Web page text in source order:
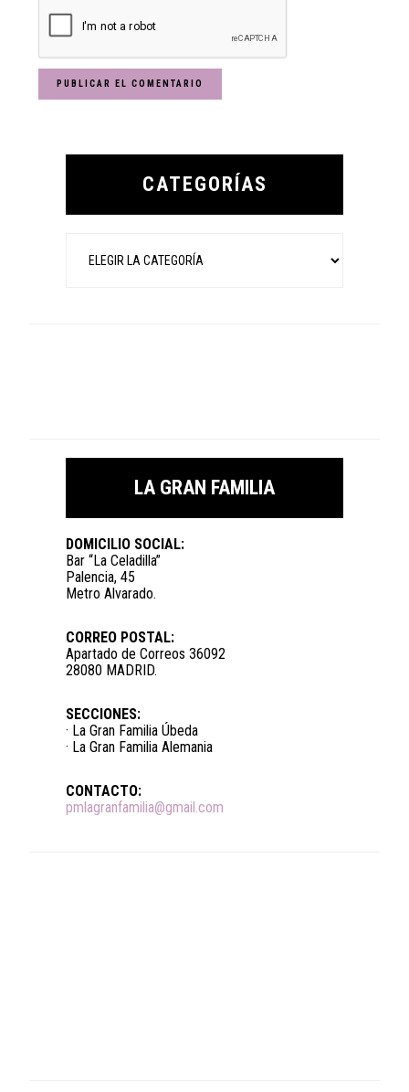
Primary
CATEGORÍAS
LA GRAN FAMILIA
DOMICILIO SOCIAL:
Bar “La Celadilla”
Palencia, 45
Metro Alvarado.
CORREO POSTAL:
Apartado de Correos 36092
28080 MADRID.
SECCIONES:
· La Gran Familia Úbeda
· La Gran Familia Alemania
CONTACTO:
pmlagranfamilia@gmail.com